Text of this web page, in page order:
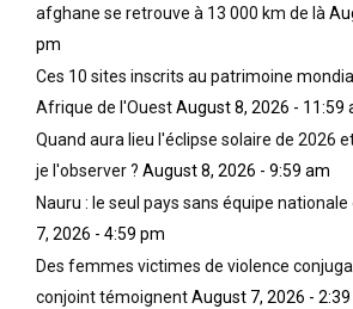
afghane se retrouve à 13 000 km de là
pm
Ces 10 sites inscrits au patrimoine
Afrique de l'OuestAugust 8, 2026 - 11:59
Quand aura lieu l'éclipse solaire de 2026
je l'observer ? August 8, 2026 - 9:59 am
Nauru : le seul pays sans équipe nationale
7, 2026 - 4:59 pm
Des femmes victimes de violence
conjoint témoignentAugust 7, 2026 -